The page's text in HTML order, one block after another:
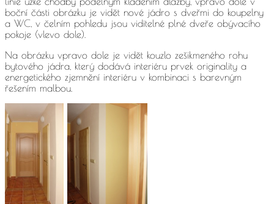
boční části obrázku je vidět nové jádro s dveřmi do koupelny
a WC, v čelním pohledu jsou viditelné plné dveře obývacího
pokoje (vlevo dole).
Na obrázku vpravo dole je vidět kouzlo zešikmeného rohu
bytového jádra, který dodává interiéru prvek originality a
energetického zjemnění interiéru v kombinaci s barevným
řešením malbou.